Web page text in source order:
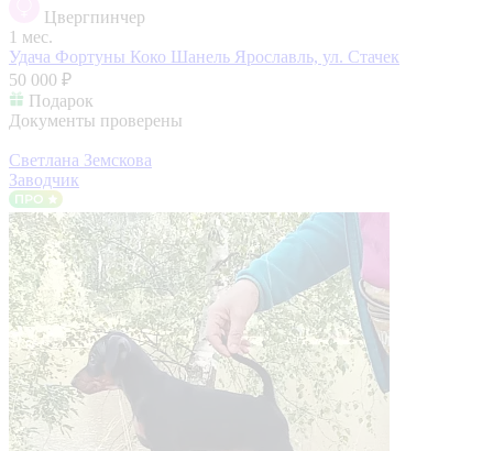
Цвергпинчер
1 мес.
Удача Фортуны Коко Шанель Ярославль, ул. Стачек
50 000 ₽
Подарок
Документы проверены
Светлана Земскова
Заводчик